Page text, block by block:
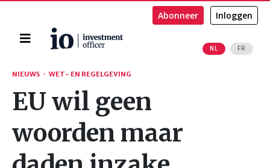
Home
NL FR
Abonneer Inloggen
Zoeken
NIEUWS · WET- EN REGELGEVING
EU wil geen
woorden maar